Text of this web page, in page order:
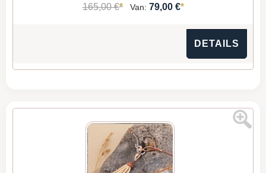
165,00 €* Van: 79,00 €*
DETAILS